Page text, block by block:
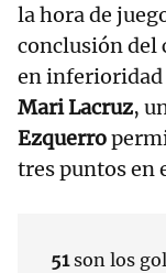
la hora de
conclusión del
en inferioridad
Mari Lacruz,
Ezquerro
tres puntos en
51son los